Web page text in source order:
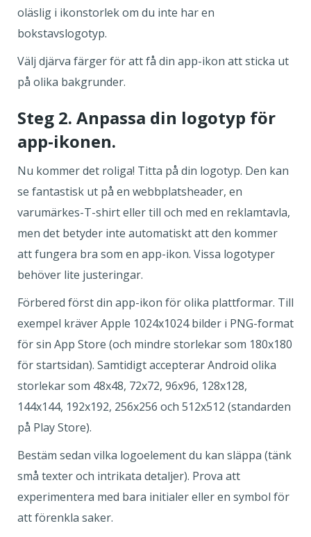
oläslig i ikonstorlek om du inte har en
bokstavslogotyp.
Välj djärva färger för att få din app-ikon att sticka ut
på olika bakgrunder.
Steg 2. Anpassa din logotyp för
app-ikonen.
Nu kommer det roliga! Titta på din logotyp. Den kan
se fantastisk ut på en webbplatsheader, en
varumärkes-T-shirt eller till och med en reklamtavla,
men det betyder inte automatiskt att den kommer
att fungera bra som en app-ikon. Vissa logotyper
behöver lite justeringar.
Förbered först din app-ikon för olika plattformar. Till
exempel kräver Apple 1024x1024 bilder i PNG-format
för sin App Store (och mindre storlekar som 180x180
för startsidan). Samtidigt accepterar Android olika
storlekar som 48x48, 72x72, 96x96, 128x128,
144x144, 192x192, 256x256 och 512x512 (standarden
på Play Store).
Bestäm sedan vilka logoelement du kan släppa (tänk
små texter och intrikata detaljer). Prova att
experimentera med bara initialer eller en symbol för
att förenkla saker.